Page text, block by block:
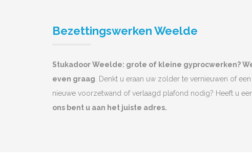
Bezettingswerken Weelde
Stukadoor Weelde: grote of kleine gyprocwerken?
even graag . Denkt u eraan uw zolder te vernieuwen of
nieuwe voorzetwand of verlaagd plafond nodig? Heeft u
ons bent u aan het juiste adres.